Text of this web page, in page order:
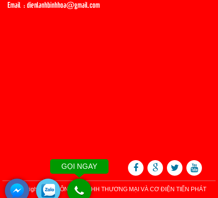
Email : dienlanhbinhhoa@gmail.com
© Copyright 2016 CÔNG TY TNHH THƯƠNG MẠI VÀ CƠ ĐIỆN TIẾN PHÁT
GỌI NGAY